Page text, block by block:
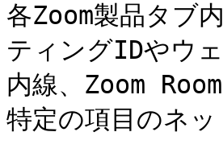
各Zoom製品タブ
ティングIDやウ
内線、Zoom
特定の項目のネ